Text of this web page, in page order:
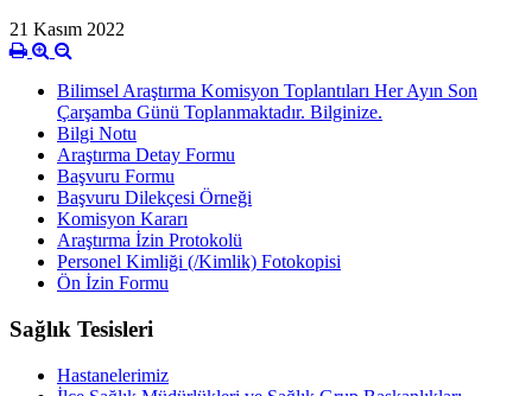
21 Kasım 2022
Bilimsel Araştırma Komisyon Toplantıları Her Ayın Son
Çarşamba Günü Toplanmaktadır. Bilginize.
Bilgi Notu
Araştırma Detay Formu
Başvuru Formu
Başvuru Dilekçesi Örneği
Komisyon Kararı
Araştırma İzin Protokolü
Personel Kimliği (/Kimlik) Fotokopisi
Ön İzin Formu
Sağlık Tesisleri
Hastanelerimiz